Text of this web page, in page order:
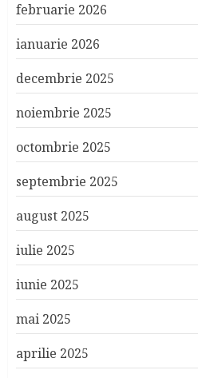
februarie 2026
ianuarie 2026
decembrie 2025
noiembrie 2025
octombrie 2025
septembrie 2025
august 2025
iulie 2025
iunie 2025
mai 2025
aprilie 2025